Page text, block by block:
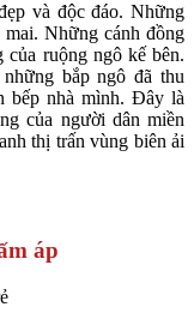
và độc đáo. Những
Những cánh đồng
của ruộng ngô kế bên.
bắp ngô đã thu
bếp nhà mình. Đây là
của người dân miền
thị trấn vùng biên ải
áp